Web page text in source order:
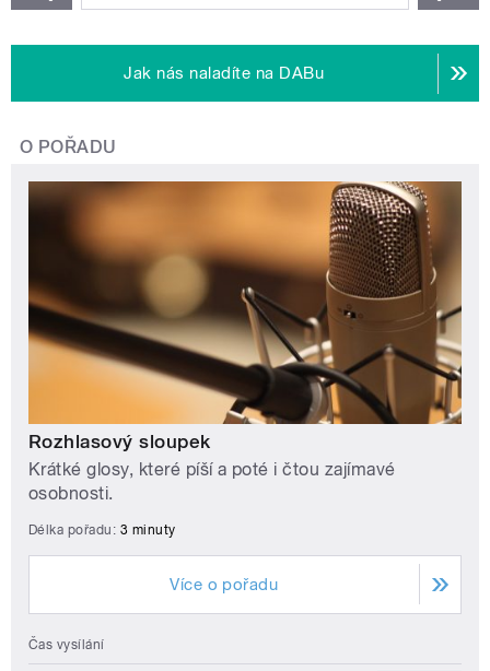
Jak nás naladíte na DABu
O POŘADU
Rozhlasový sloupek
Krátké glosy, které píší a poté i čtou zajímavé
osobnosti.
Délka pořadu: 3 minuty
Více o pořadu
Čas vysílání